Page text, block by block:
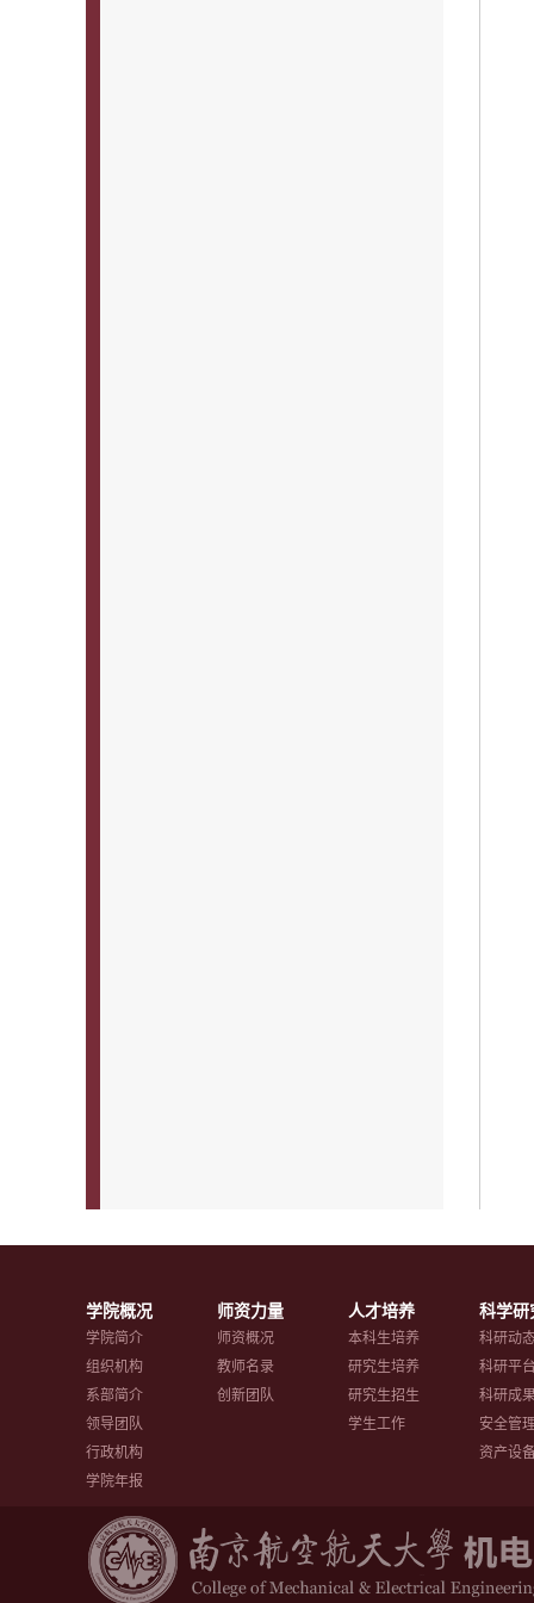
学院概况
学院简介
组织机构
系部简介
领导团队
行政机构
学院年报
师资力量
师资概况
教师名录
创新团队
人才培养
本科生培养
研究生培养
研究生招生
学生工作
科学研
科研动
科研平
科研成
安全管
资产设